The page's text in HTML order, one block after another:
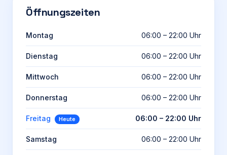
Öffnungszeiten
Montag 06:00 – 22:00 Uhr
Dienstag 06:00 – 22:00 Uhr
Mittwoch 06:00 – 22:00 Uhr
Donnerstag 06:00 – 22:00 Uhr
Freitag Heute 06:00 – 22:00 Uhr
Samstag 06:00 – 22:00 Uhr